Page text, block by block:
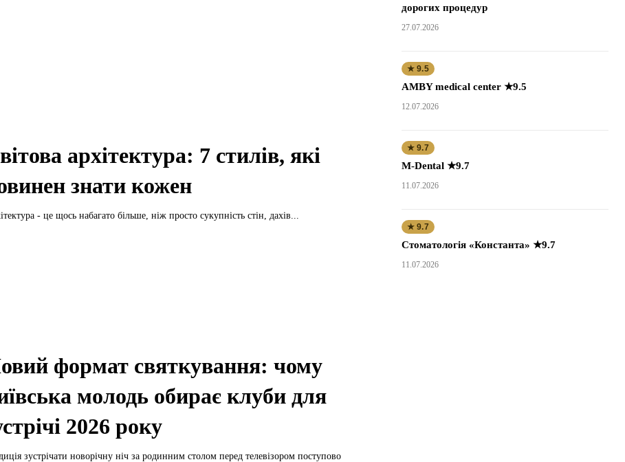
архітектура: 7 стилів, які
знати кожен
- це щось набагато більше, ніж просто сукупність стін, дахів...
формат святкування: чому
молодь обирає клуби для
2026 року
зустрічати новорічну ніч за родинним столом перед телевізором поступово
дорогих процедур
27.07.2026
★ 9.5
AMBY medical center ★9.5
12.07.2026
★ 9.7
M-Dental ★9.7
11.07.2026
★ 9.7
Стоматологія «Константа» ★9.7
11.07.2026